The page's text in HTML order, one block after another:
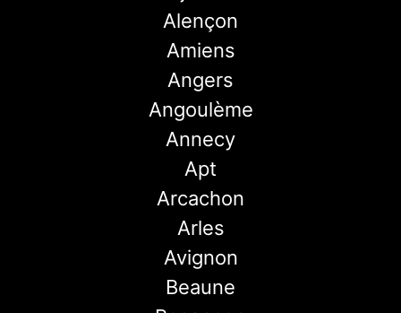
Alençon
Amiens
Angers
Angoulème
Annecy
Apt
Arcachon
Arles
Avignon
Beaune